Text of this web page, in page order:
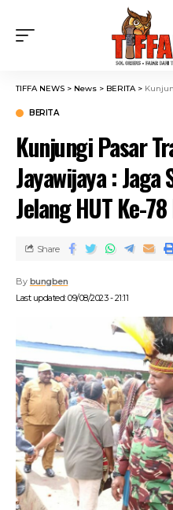
TIFFA NEWS > News > BERITA> Kunjungi
BERITA
Kunjungi Pasar
Jayawijaya : Jaga
Jelang HUT Ke-
Last updated: 09/08/2023 - 21:11
By bungben
Share